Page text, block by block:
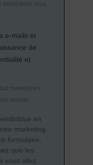
email pour vous
e-mails et
de
et
moment en
emails.
en
marketing.
formulaire,
que les
vous allez